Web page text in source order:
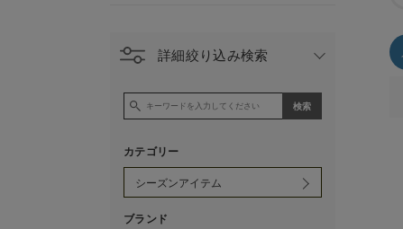
詳細絞り込み検索
カテゴリー
ブランド